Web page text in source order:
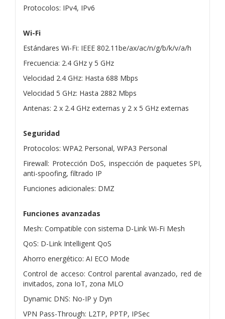
Protocolos: IPv4, IPv6
Wi-Fi
Estándares Wi-Fi: IEEE 802.11be/ax/ac/n/g/b/k/v/a/h
Frecuencia: 2.4 GHz y 5 GHz
Velocidad 2.4 GHz: Hasta 688 Mbps
Velocidad 5 GHz: Hasta 2882 Mbps
Antenas: 2 x 2.4 GHz externas y 2 x 5 GHz externas
Seguridad
Protocolos: WPA2 Personal, WPA3 Personal
Firewall: Protección DoS, inspección de paquetes SPI,
anti-spoofing, filtrado IP
Funciones adicionales: DMZ
Funciones avanzadas
Mesh: Compatible con sistema D-Link Wi-Fi Mesh
QoS: D-Link Intelligent QoS
Ahorro energético: AI ECO Mode
Control de acceso: Control parental avanzado, red de
invitados, zona IoT, zona MLO
Dynamic DNS: No-IP y Dyn
VPN Pass-Through: L2TP, PPTP, IPSec